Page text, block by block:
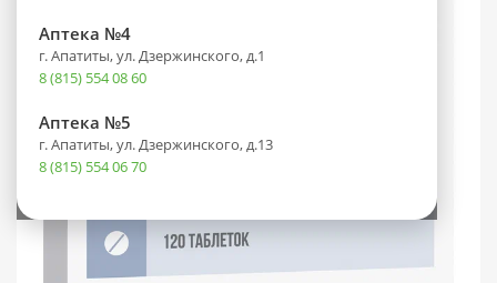
Аптека №4
г. Апатиты, ул. Дзержинского, д.1
8 (815) 554 08 60
Аптека №5
г. Апатиты, ул. Дзержинского, д.13
8 (815) 554 06 70